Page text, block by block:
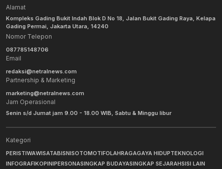
Alamat
Kompleks Gading Bukit Indah Blok D No 18, Jalan Bukit Gading Raya, Kelapa
Gading Permai, Jakarta Utara, 14240
Nomor Telepon
087785148706
Email
redaksi@netralnews.com
Partnership & Marketing
marketing@netralnews.com
Jam Operasional
Senin s/d Jumat jam 9.00 - 18.00 WIB, Sabtu & Minggu libur
Kategori
PERISTIWAWISATABISNISOTOMOTIFOLAHRAGAGAYA HIDUPTEKNOLOGI
INFOGRAFIKOPINIPERSONASINGKAP BUDAYASINGKAP SEJARAHSISI LAIN